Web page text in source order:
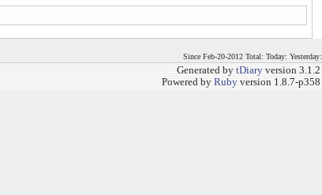
Since Feb-20-2012 Total: Today: Yesterday:
Generated by tDiary version 3.1.2
Powered by Ruby version 1.8.7-p358